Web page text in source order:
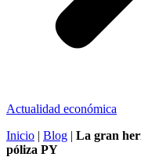
Actualidad económica
Inicio | Blog | La gran
póliza PY